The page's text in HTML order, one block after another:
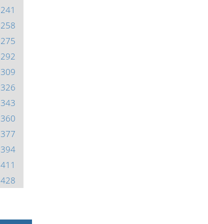
241
258
275
292
309
326
343
360
377
394
411
428